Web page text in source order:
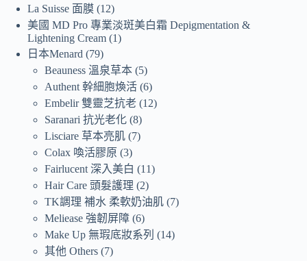
La Suisse 面膜 12
美國 MD Pro 專業淡斑美白霜 Depigmentation &
Lightening Cream 1
日本Menard
79
Beauness 溫泉草本 5
Authent 幹細胞煥活 6
Embelir 雙靈芝抗老 12
Saranari 抗光老化 8
Lisciare 草本亮肌 7
Colax 喚活膠原 3
Fairlucent 深入美白
11
Hair Care 頭髮護理
2
TK調理 補水 柔軟奶油肌 7
Meliease 強韌屏障 6
Make Up 無瑕底妝系列
14
其他 Others 7